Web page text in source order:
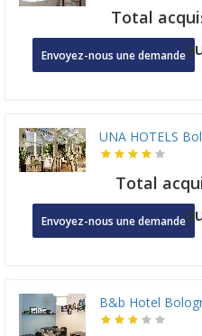
Total
Envoyez-nous une demande
UNA HOTELS
Total
Envoyez-nous une demande
B&b Hotel